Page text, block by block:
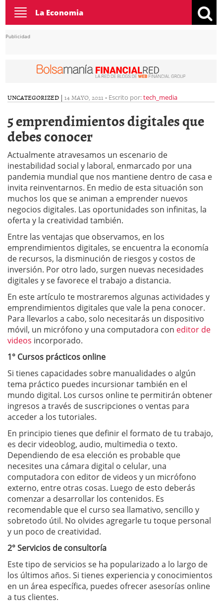
Toggle
navigation
La Economia
Publicidad
UNCATEGORIZED | 14 MAYO, 2021 - Escrito por:tech_media
5 emprendimientos digitales que
debes conocer
Actualmente atravesamos un escenario de
inestabilidad social y laboral, enmarcado por una
pandemia mundial que nos mantiene dentro de casa e
invita reinventarnos. En medio de esta situación son
muchos los que se animan a emprender nuevos
negocios digitales. Las oportunidades son infinitas, la
oferta y la creatividad también.
Entre las ventajas que observamos, en los
emprendimientos digitales, se encuentra la economía
de recursos, la disminución de riesgos y costos de
inversión. Por otro lado, surgen nuevas necesidades
digitales y se favorece el trabajo a distancia.
En este artículo te mostraremos algunas actividades y
emprendimientos digitales que vale la pena conocer.
Para llevarlos a cabo, solo necesitarás un dispositivo
móvil, un micrófono y una computadora con editor de
videos incorporado.
1° Cursos prácticos online
Si tienes capacidades sobre manualidades o algún
tema práctico puedes incursionar también en el
mundo digital. Los cursos online te permitirán obtener
ingresos a través de suscripciones o ventas para
acceder a los tutoriales.
En principio tienes que definir el formato de tu trabajo,
es decir videoblog, audio, multimedia o texto.
Dependiendo de esa elección es probable que
necesites una cámara digital o celular, una
computadora con editor de videos y un micrófono
externo, entre otras cosas. Luego de esto deberás
comenzar a desarrollar los contenidos. Es
recomendable que el curso sea llamativo, sencillo y
sobretodo útil. No olvides agregarle tu toque personal
y un poco de creatividad.
2° Servicios de consultoría
Este tipo de servicios se ha popularizado a lo largo de
los últimos años. Si tienes experiencia y conocimientos
en un área específica, puedes ofrecer asesorías online
a tus clientes.